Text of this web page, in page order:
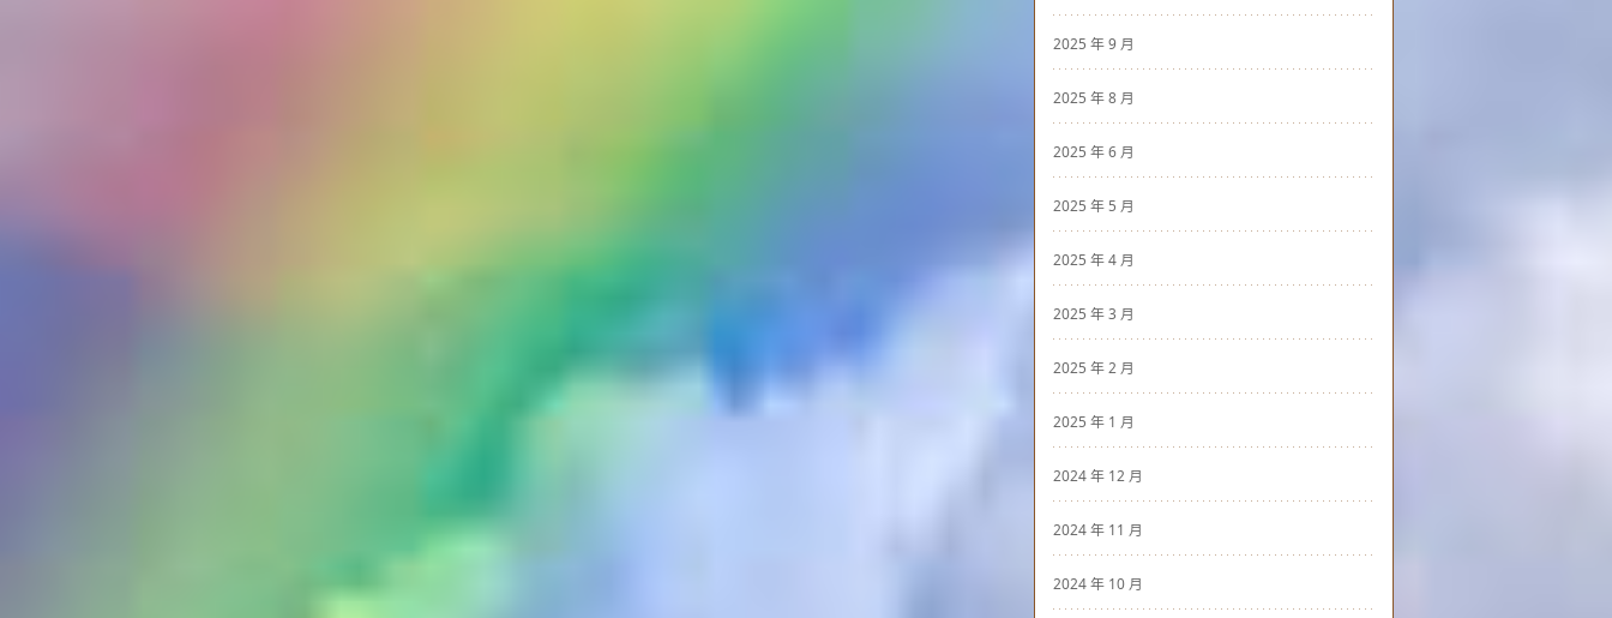
2025 年 9 月
2025 年 8 月
2025 年 6 月
2025 年 5 月
2025 年 4 月
2025 年 3 月
2025 年 2 月
2025 年 1 月
2024 年 12 月
2024 年 11 月
2024 年 10 月